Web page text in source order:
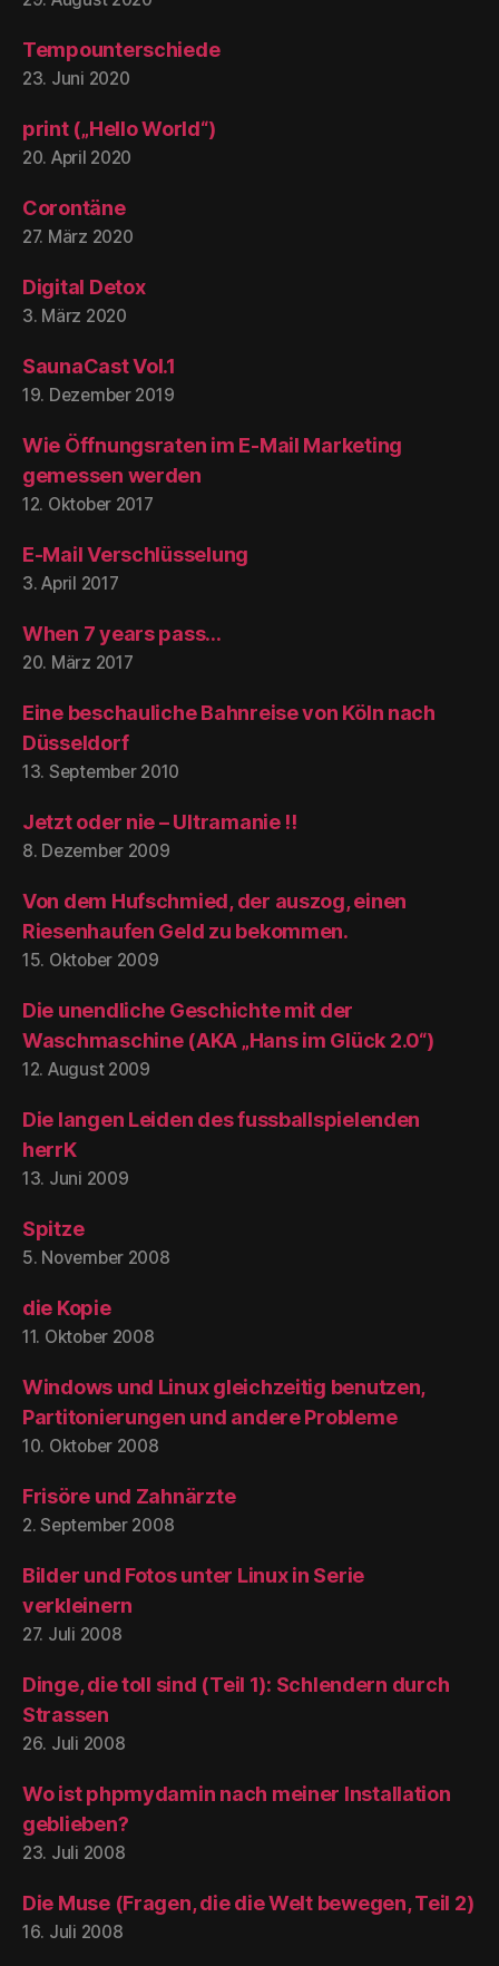
Tempounterschiede
23. Juni 2020
print („Hello World“)
20. April 2020
Corontäne
27. März 2020
Digital Detox
3. März 2020
SaunaCast Vol.1
19. Dezember 2019
Wie Öffnungsraten im E-Mail Marketing
gemessen werden
12. Oktober 2017
E-Mail Verschlüsselung
3. April 2017
When 7 years pass…
20. März 2017
Eine beschauliche Bahnreise von Köln nach
Düsseldorf
13. September 2010
Jetzt oder nie – Ultramanie !!
8. Dezember 2009
Von dem Hufschmied, der auszog, einen
Riesenhaufen Geld zu bekommen.
15. Oktober 2009
Die unendliche Geschichte mit der
Waschmaschine (AKA „Hans im Glück 2.0“)
12. August 2009
Die langen Leiden des fussballspielenden
herrK
13. Juni 2009
Spitze
5. November 2008
die Kopie
11. Oktober 2008
Windows und Linux gleichzeitig benutzen,
Partitonierungen und andere Probleme
10. Oktober 2008
Frisöre und Zahnärzte
2. September 2008
Bilder und Fotos unter Linux in Serie
verkleinern
27. Juli 2008
Dinge, die toll sind (Teil 1): Schlendern durch
Strassen
26. Juli 2008
Wo ist phpmydamin nach meiner Installation
geblieben?
23. Juli 2008
Die Muse (Fragen, die die Welt bewegen, Teil 2)
16. Juli 2008